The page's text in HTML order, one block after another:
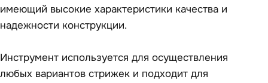
имеющий высокие характеристики качества и
надежности конструкции.
Инструмент используется для осуществления
любых вариантов стрижек и подходит для